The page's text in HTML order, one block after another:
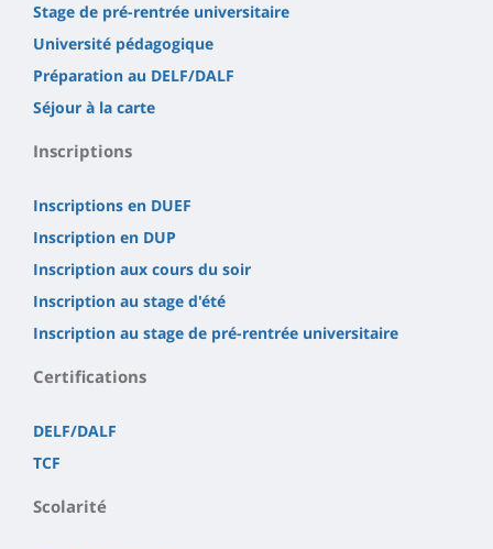
Stage de pré-rentrée universitaire
Université pédagogique
Préparation au DELF/DALF
Séjour à la carte
Inscriptions
Inscriptions en DUEF
Inscription en DUP
Inscription aux cours du soir
Inscription au stage d'été
Inscription au stage de pré-rentrée universitaire
Certifications
DELF/DALF
TCF
Scolarité